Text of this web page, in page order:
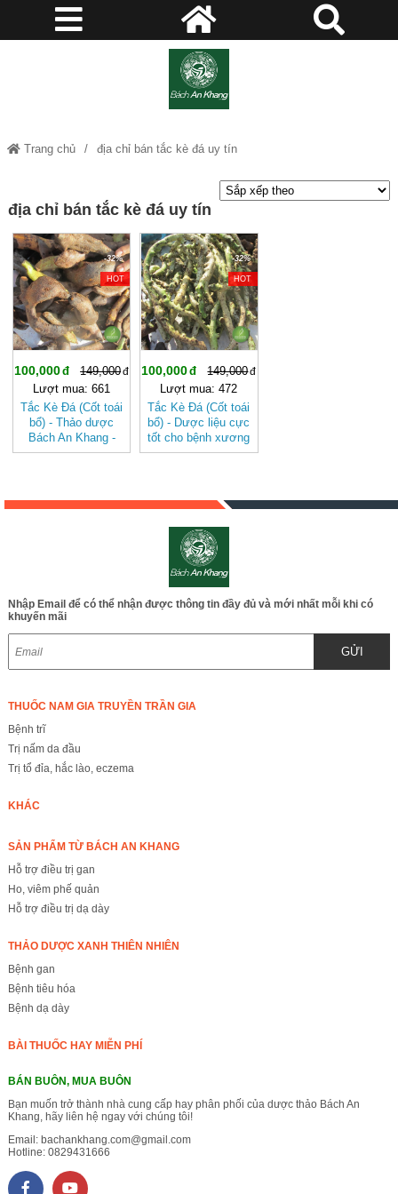
Trang chủ địa chỉ bán tắc kè đá uy tín
địa chỉ bán tắc kè đá uy tín
-32%
HOT
100,000
149,000
Lượt mua: 661
Tắc Kè Đá (Cốt toái
bổ) - Thảo dược
Bách An Khang -
JD114 tackeda
-32%
HOT
100,000
149,000
Lượt mua: 472
Tắc Kè Đá (Cốt toái
bổ) - Dược liệu cực
tốt cho bệnh xương
khớp và bệnh thận
Nhập Email để có thể nhận được thông tin đầy đủ và mới nhất mỗi khi có
khuyến mãi
GỬI
THUỐC NAM GIA TRUYỀN TRẦN GIA
Bệnh trĩ
Trị nấm da đầu
Trị tổ đỉa, hắc lào, eczema
KHÁC
SẢN PHẨM TỪ BÁCH AN KHANG
Hỗ trợ điều trị gan
Ho, viêm phế quản
Hỗ trợ điều trị dạ dày
THẢO DƯỢC XANH THIÊN NHIÊN
Bệnh gan
Bệnh tiêu hóa
Bệnh dạ dày
BÀI THUỐC HAY MIỄN PHÍ
BÁN BUÔN, MUA BUÔN
Bạn muốn trở thành nhà cung cấp hay phân phối của dược thảo Bách An
Khang, hãy liên hệ ngay với chúng tôi!
Email: bachankhang.com@gmail.com
Hotline: 0829431666